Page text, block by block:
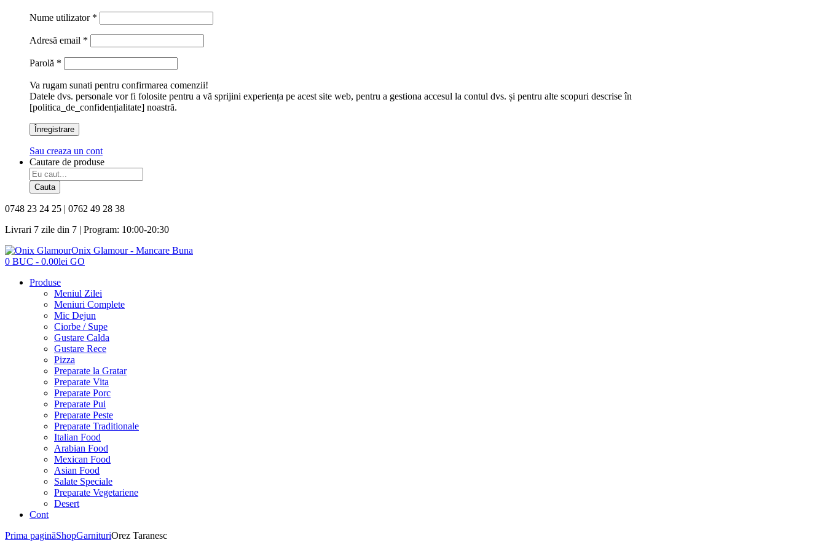
Nume utilizator *
Adresă email *
Parolă *
Va rugam sunati pentru confirmarea comenzii!
Datele dvs. personale vor fi folosite pentru a vă sprijini experiența pe acest site web, pentru a gestiona accesul la contul dvs. și pentru alte scopuri descrise în
[politica_de_confidențialitate] noastră.
Înregistrare
Sau creaza un cont
Cautare de produse
Cauta
0748 23 24 25 | 0762 49 28 38
Livrari 7 zile din 7 | Program: 10:00-20:30
Onix Glamour - Mancare Buna
0 BUC - 0.00lei GO
Produse
Meniul Zilei
Meniuri Complete
Mic Dejun
Ciorbe / Supe
Gustare Calda
Gustare Rece
Pizza
Preparate la Gratar
Preparate Vita
Preparate Porc
Preparate Pui
Preparate Peste
Preparate Traditionale
Italian Food
Arabian Food
Mexican Food
Asian Food
Salate Speciale
Preparate Vegetariene
Desert
Cont
Prima paginăShopGarnituriOrez Taranesc